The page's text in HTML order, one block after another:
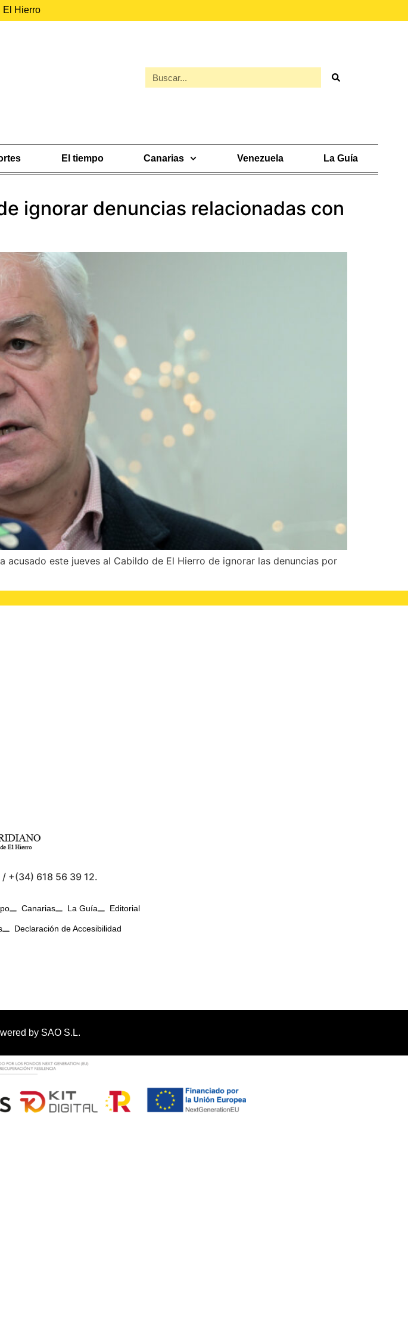
El Hierro
El tiempo Canarias Venezuela La Guía
ignorar denuncias relacionadas con
este jueves al Cabildo de El Hierro de ignorar las denuncias por
+(34) 618 56 39 12.
Canarias La Guía Editorial
Declaración de Accesibilidad
by SAO S.L.